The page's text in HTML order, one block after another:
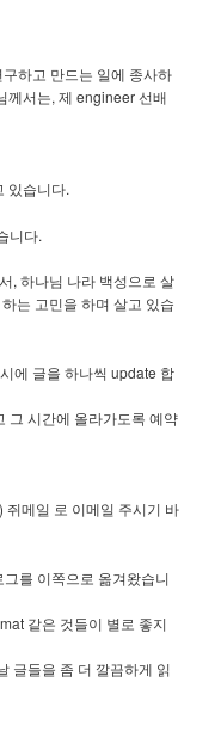
하고 만드는 일에 종사하
께서는, 제 engineer 선배
있습니다.
니다.
, 하나님 나라 백성으로 살
는 고민을 하며 살고 있습
에 글을 하나씩 update 합
그 시간에 올라가도록 예약
메일 로 이메일 주시기 바
를 이쪽으로 옮겨왔습니
같은 것들이 별로 좋지
글들을 좀 더 깔끔하게 읽